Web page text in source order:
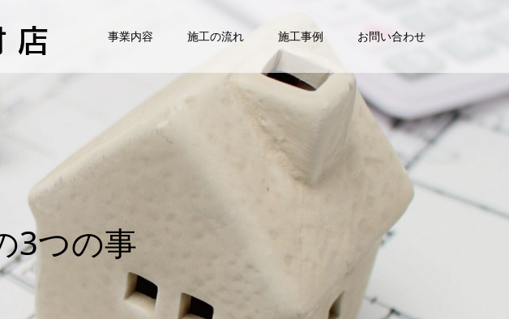
事業内容 施工の流れ 施工事例 お問い合わせ
3つの事業